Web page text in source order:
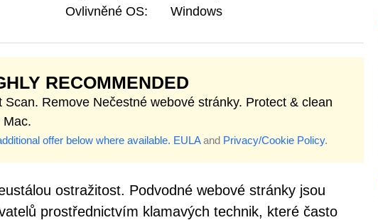
Ovlivněné OS:
Windows
RECOMMENDED
Scan. Remove Nečestné webové stránky. Protect & clean
Mac.
offer below where available. EULAand Privacy/Cookie Policy.
ostražitost. Podvodné webové stránky jsou
prostřednictvím klamavých technik, které často